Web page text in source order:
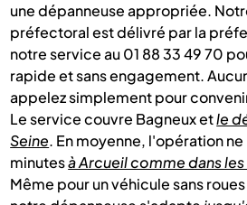
une dépanneuse appropriée.
préfectoral est délivré par la
notre service au 01 88 33 49 70
rapide et sans engagement.
appelez simplement pour
Le service couvre Bagneux etle
Seine. En moyenne, l'opération
minutesà Arcueil comme dans
Même pour un véhicule sans